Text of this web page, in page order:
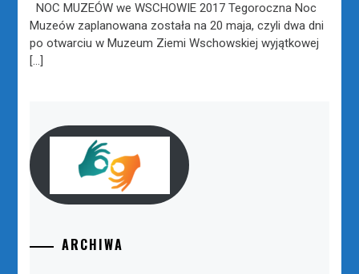
NOC MUZEÓW we WSCHOWIE 2017 Tegoroczna Noc
Muzeów zaplanowana została na 20 maja, czyli dwa dni
po otwarciu w Muzeum Ziemi Wschowskiej wyjątkowej
[…]
ARCHIWA